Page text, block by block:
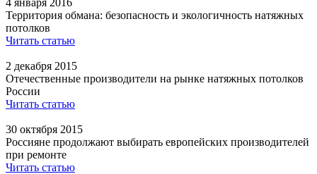
Территория обмана: безопасность и экологичность натяжных
потолков
Читать статью
2 декабря 2015
Отечественные производители на рынке натяжных потолков
России
Читать статью
30 октября 2015
Россияне продолжают выбирать европейских производителей
при ремонте
Читать статью